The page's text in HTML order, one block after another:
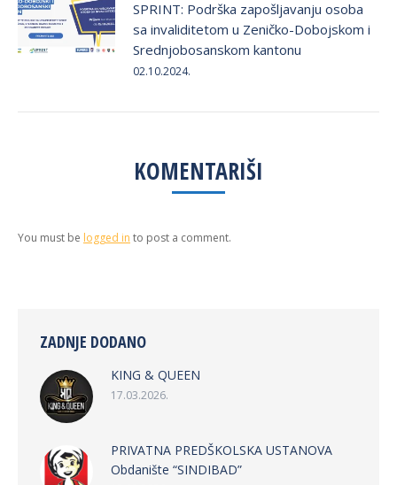
SPRINT: Podrška zapošljavanju osoba
sa invaliditetom u Zeničko-Dobojskom i
Srednjobosanskom kantonu
02.10.2024.
KOMENTARIŠI
You must be logged in to post a comment.
ZADNJE DODANO
KING & QUEEN
17.03.2026.
PRIVATNA PREDŠKOLSKA USTANOVA
Obdanište “SINDIBAD”